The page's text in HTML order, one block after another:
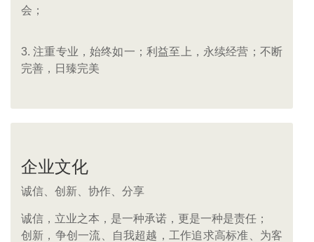
会；
3. 注重专业，始终如一；利益至上，永续经营；不断
完善，日臻完美
企业文化
诚信、创新、协作、分享
诚信，立业之本，是一种承诺，更是一种是责任；
创新，争创一流、自我超越，工作追求高标准、为客